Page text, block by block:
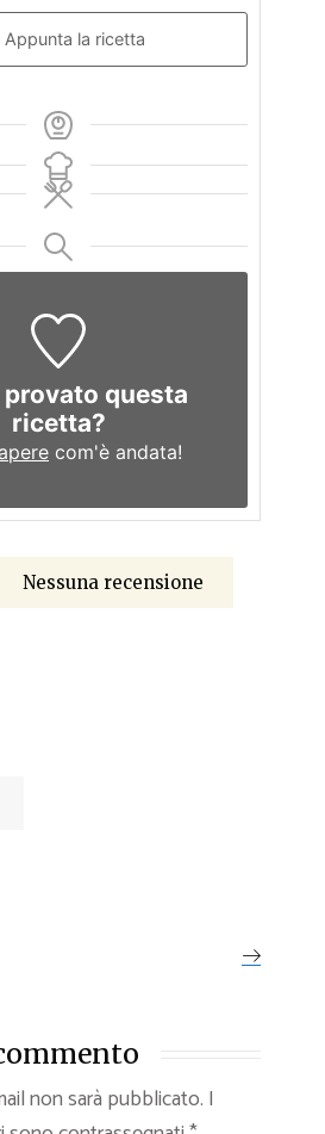
Appunta la ricetta
provato questa
ricetta?
com'è andata!
Nessuna recensione
non sarà pubblicato. I